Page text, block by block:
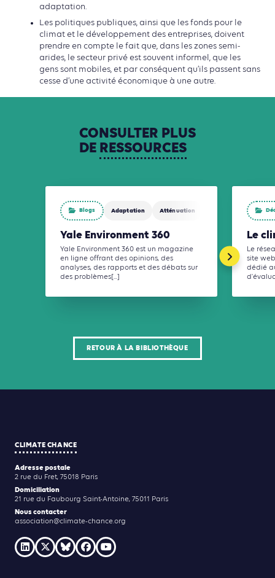
adaptation.
Les politiques publiques, ainsi que les fonds pour le
climat et le développement des entreprises, doivent
prendre en compte le fait que, dans les zones semi-
arides, le secteur privé est souvent informel, que les
gens sont mobiles, et par conséquent qu’ils passent sans
cesse d’une activité économique à une autre.
CONSULTER PLUS
DE RESSOURCES
Blogs Adaptation Atténuation
Yale Environment 360
Yale Environment 360 est un magazine
en ligne offrant des opinions, des
analyses, des rapports et des débats sur
des problèmes[...]
Le
Le
site
dédié
RETOUR À LA BIBLIOTHÈQUE
CLIMATE CHANCE
Adresse postale
2 rue du Fret, 75018 Paris
Domiciliation
21 rue du Faubourg Saint-Antoine, 75011 Paris
Nous contacter
association@climate-chance.org